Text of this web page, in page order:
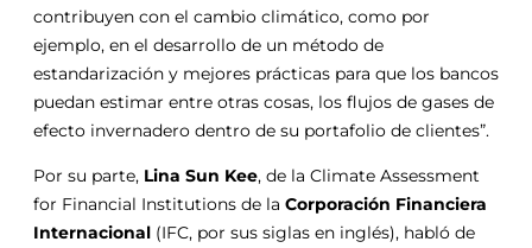
contribuyen con el cambio climático, como por
ejemplo, en el desarrollo de un método de
estandarización y mejores prácticas para que los bancos
puedan estimar entre otras cosas, los flujos de gases de
efecto invernadero dentro de su portafolio de clientes”.
Por su parte, Lina Sun Kee, de la Climate Assessment
for Financial Institutions de la Corporación Financiera
Internacional (IFC, por sus siglas en inglés), habló de